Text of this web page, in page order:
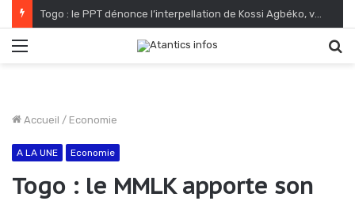
Togo : le PPT dénonce l’interpellation de Kossi Agbéko, vendeur de journaux à Lomé
Accueil / Economie
A LA UNE Economie
Togo : le MMLK apporte son